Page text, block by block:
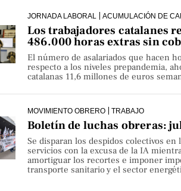
JORNADA LABORAL ACUMULACIÓN DE
Los trabajadores catalanes
486.000 horas extras sin
El número de asalariados que hacen
respecto a los niveles prepandemia,
catalanas 11,6 millones de euros
MOVIMIENTO OBRERO TRABAJO
Boletín de luchas obreras:
Se disparan los despidos colectivos
servicios con la excusa de la IA
amortiguar los recortes e imponer
transporte sanitario y el sector